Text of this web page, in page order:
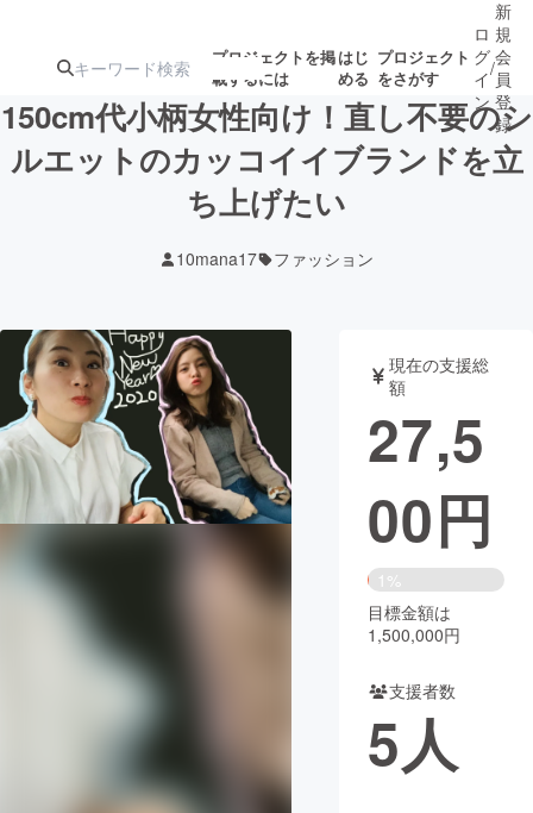
プロジェクトを掲
載するには
はじ
める
プロジェクト
をさがす
注目の新着プロ募集終了が近いプ
テクノロジー・ガジェット
映像・映画 書籍・雑誌
ビジネス・起業 チャレンジ
まちづくり・地域活性化
CAMPFIRE for Social Good
CAMPFIRE Creation
CAMPFIREふるさと納税
コミュニティ
ロ
グ
イ
ン
/
新
規
会
員
登
録
150cm代小柄女性向け！直し不要のシ
ルエットのカッコイイブランドを立
ち上げたい
10mana17 ファッション
現在の支援総
額
27,5
00円
1%
目標金額は
1,500,000円
支援者数
5人